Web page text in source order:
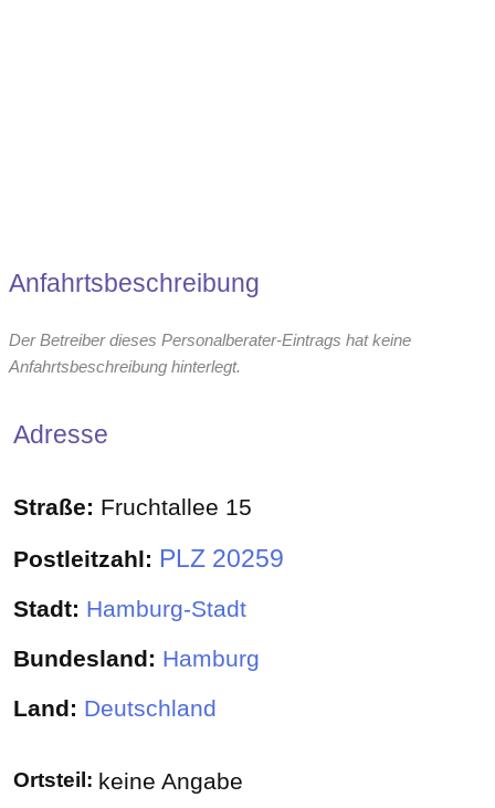
Anfahrtsbeschreibung
Der Betreiber dieses Personalberater-Eintrags hat keine
Anfahrtsbeschreibung hinterlegt.
Adresse
Straße: Fruchtallee 15
Postleitzahl: PLZ 20259
Stadt: Hamburg-Stadt
Bundesland: Hamburg
Land: Deutschland
Ortsteil: keine Angabe